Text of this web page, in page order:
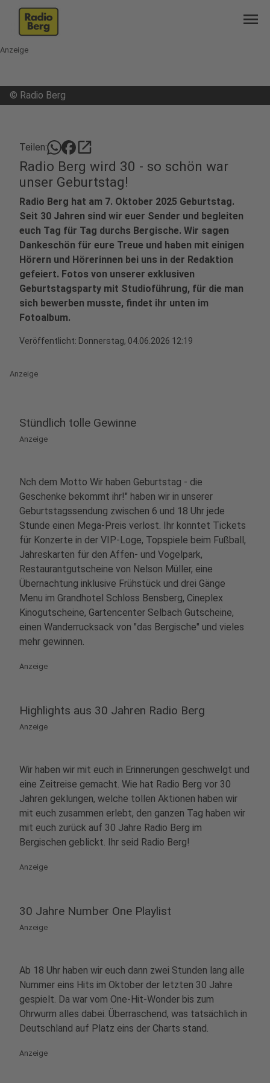
menu
Anzeige
© Radio Berg
Teilen: open_in_new
Radio Berg wird 30 - so schön war
unser Geburtstag!
Radio Berg hat am 7. Oktober 2025 Geburtstag.
Seit 30 Jahren sind wir euer Sender und begleiten
euch Tag für Tag durchs Bergische. Wir sagen
Dankeschön für eure Treue und haben mit einigen
Hörern und Hörerinnen bei uns in der Redaktion
gefeiert. Fotos von unserer exklusiven
Geburtstagsparty mit Studioführung, für die man
sich bewerben musste, findet ihr unten im
Fotoalbum.
Veröffentlicht: Donnerstag, 04.06.2026 12:19
Anzeige
Stündlich tolle Gewinne
Anzeige
Nch dem Motto Wir haben Geburtstag - die
Geschenke bekommt ihr!" haben wir in unserer
Geburtstagssendung zwischen 6 und 18 Uhr jede
Stunde einen Mega-Preis verlost. Ihr konntet Tickets
für Konzerte in der VIP-Loge, Topspiele beim Fußball,
Jahreskarten für den Affen- und Vogelpark,
Restaurantgutscheine von Nelson Müller, eine
Übernachtung inklusive Frühstück und drei Gänge
Menu im Grandhotel Schloss Bensberg, Cineplex
Kinogutscheine, Gartencenter Selbach Gutscheine,
einen Wanderrucksack von "das Bergische" und vieles
mehr gewinnen.
Anzeige
Highlights aus 30 Jahren Radio Berg
Anzeige
Wir haben wir mit euch in Erinnerungen geschwelgt und
eine Zeitreise gemacht. Wie hat Radio Berg vor 30
Jahren geklungen, welche tollen Aktionen haben wir
mit euch zusammen erlebt, den ganzen Tag haben wir
mit euch zurück auf 30 Jahre Radio Berg im
Bergischen geblickt. Ihr seid Radio Berg!
Anzeige
30 Jahre Number One Playlist
Anzeige
Ab 18 Uhr haben wir euch dann zwei Stunden lang alle
Nummer eins Hits im Oktober der letzten 30 Jahre
gespielt. Da war vom One-Hit-Wonder bis zum
Ohrwurm alles dabei. Überraschend, was tatsächlich in
Deutschland auf Platz eins der Charts stand.
Anzeige